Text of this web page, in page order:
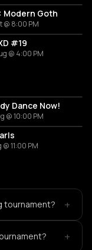
Modern Goth
@ 8:00 PM
#19
@ 4:00 PM
Dance Now!
@ 10:00 PM
@ 11:00 PM
tournament? +
+